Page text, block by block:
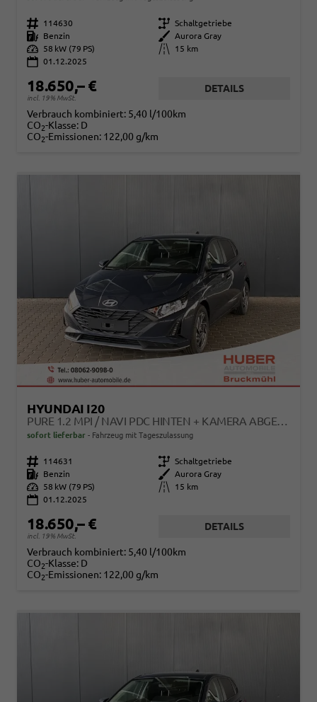
Fahrzeugnr. 114630 Getriebe Schaltgetriebe
Kraftstoff
Benzin Außenfarbe
Aurora Gray
Leistung
58 kW (79 PS) Kilometerstand
15 km
01.12.2025
18.650,– €
incl. 19% MwSt.
DETAILS
Verbrauch kombiniert: 5,40 l/100km
CO2-Klasse: D
CO2-Emissionen: 122,00 g/km
HYUNDAI I20
PURE 1.2 MPI / NAVI PDC HINTEN + KAMERA ABGEDUNKELTE SCHEIBEN TEMPOMAT ALU 16"
sofort lieferbar Fahrzeug mit Tageszulassung
Fahrzeugnr. 114631 Getriebe Schaltgetriebe
Kraftstoff
Benzin Außenfarbe
Aurora Gray
Leistung
58 kW (79 PS) Kilometerstand
15 km
01.12.2025
18.650,– €
incl. 19% MwSt.
DETAILS
Verbrauch kombiniert: 5,40 l/100km
CO2-Klasse: D
CO2-Emissionen: 122,00 g/km